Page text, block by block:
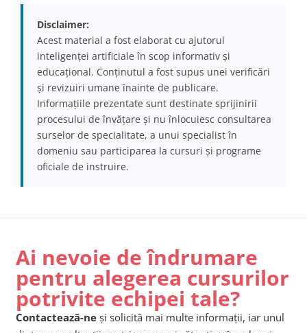
Disclaimer:
Acest material a fost elaborat cu ajutorul
inteligenței artificiale în scop informativ și
educațional. Conținutul a fost supus unei verificări
și revizuiri umane înainte de publicare.
Informațiile prezentate sunt destinate sprijinirii
procesului de învățare și nu înlocuiesc consultarea
surselor de specialitate, a unui specialist în
domeniu sau participarea la cursuri și programe
oficiale de instruire.
Ai nevoie de îndrumare
pentru alegerea cursurilor
potrivite echipei tale?
Contactează-ne și solicită mai multe informații, iar unul